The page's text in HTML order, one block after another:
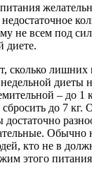
не всем под
диете.
сколько лишних
диеты
– до 1
до 7 кг.
достаточно
Обычно
кто не в
этого